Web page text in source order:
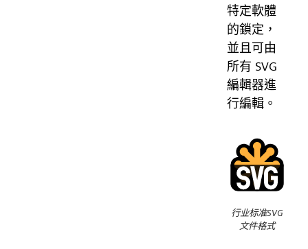
特定軟體
的鎖定，
並且可由
所有 SVG
編輯器進
行編輯。
行业标准SVG
文件格式